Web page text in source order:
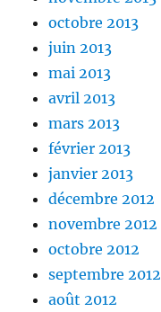
octobre 2013
juin 2013
mai 2013
avril 2013
mars 2013
février 2013
janvier 2013
décembre 2012
novembre 2012
octobre 2012
septembre 2012
août 2012